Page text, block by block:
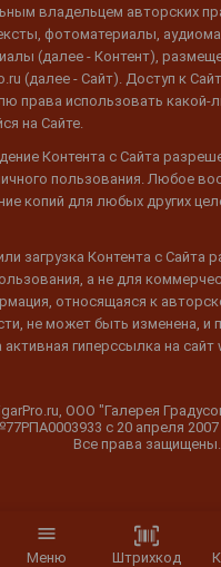
Меню Штрихкод
владельцем авторских
фотоматериалы,
(далее - Контент),
(далее - Сайт). Доступ к
права использовать какой-
на Сайте.
Контента с Сайта
пользования. Любое
копий для любых других
загрузка Контента с Сайта
а не для
относящаяся к
не может быть изменена, и
активная гиперссылка на сайт
ООО "Галерея
c 20 апреля 2007
Все права защищены.